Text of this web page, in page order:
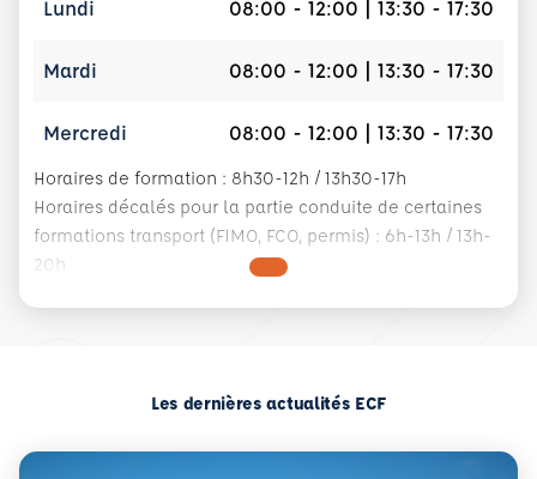
Lundi 08:00 - 12:00 | 13:30 - 17:30
Mardi 08:00 - 12:00 | 13:30 - 17:30
Mercredi 08:00 - 12:00 | 13:30 - 17:30
Horaires de formation : 8h30-12h / 13h30-17h
Horaires décalés pour la partie conduite de certaines
formations transport (FIMO, FCO, permis) : 6h-13h / 13h-
20h
Les dernières actualités ECF